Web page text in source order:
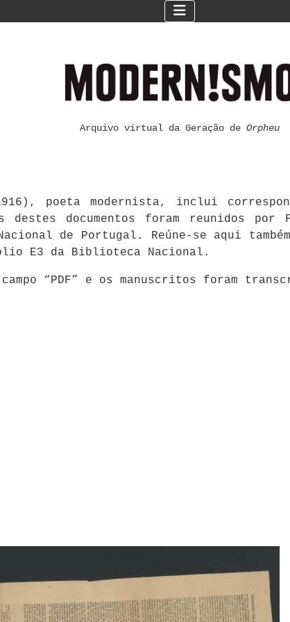
Arquivo virtual da Geração de Orpheu
poeta modernista, inclui
destes documentos foram reunidos
de Portugal. Reúne-se aqui
E3 da Biblioteca Nacional.
“PDF” e os manuscritos foram